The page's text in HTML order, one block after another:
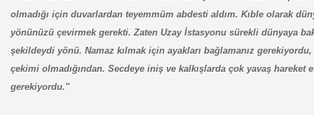
olmadığı için duvarlardan teyemmüm abdesti aldım. Kıble olarak
yönünüzü çevirmekgerekti. Zaten Uzay İstasyonu sürekli dünyaya
şekildeydi yönü. Namaz kılmak için ayakları bağlamanız gerekiyordu,
çekimi olmadığından. Secdeye iniş ve kalkışlarda çok yavaş hareket
gerekiyordu."